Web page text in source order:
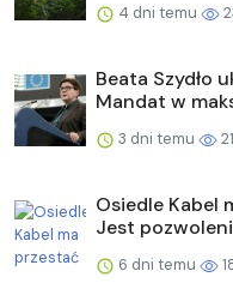
4 dni temu
Beata Szydło
Mandat w
3 dni temu
Osiedle Kabel
Jest
6 dni temu